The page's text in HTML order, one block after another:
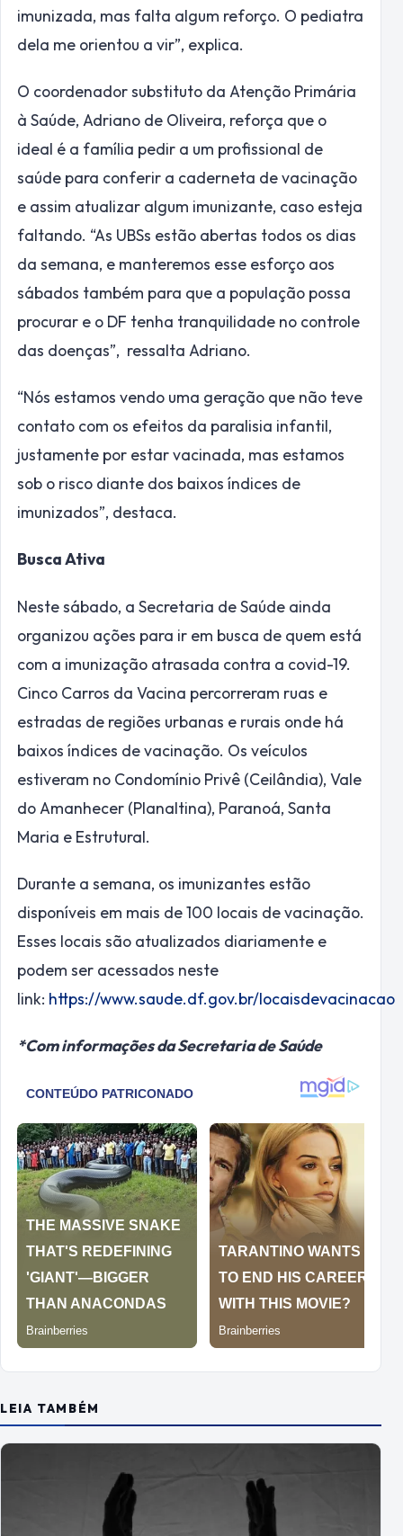
imunizada, mas falta algum reforço. O pediatra
dela me orientou a vir”, explica.
O coordenador substituto da Atenção Primária
à Saúde, Adriano de Oliveira, reforça que o
ideal é a família pedir a um profissional de
saúde para conferir a caderneta de vacinação
e assim atualizar algum imunizante, caso esteja
faltando. “As UBSs estão abertas todos os dias
da semana, e manteremos esse esforço aos
sábados também para que a população possa
procurar e o DF tenha tranquilidade no controle
das doenças”, ressalta Adriano.
“Nós estamos vendo uma geração que não teve
contato com os efeitos da paralisia infantil,
justamente por estar vacinada, mas estamos
sob o risco diante dos baixos índices de
imunizados”, destaca.
Busca Ativa
Neste sábado, a Secretaria de Saúde ainda
organizou ações para ir em busca de quem está
com a imunização atrasada contra a covid-19.
Cinco Carros da Vacina percorreram ruas e
estradas de regiões urbanas e rurais onde há
baixos índices de vacinação. Os veículos
estiveram no Condomínio Privê (Ceilândia), Vale
do Amanhecer (Planaltina), Paranoá, Santa
Maria e Estrutural.
Durante a semana, os imunizantes estão
disponíveis em mais de 100 locais de vacinação.
Esses locais são atualizados diariamente e
podem ser acessados neste
link: https://www.saude.df.gov.br/locaisdevacinacao
*Com informações da Secretaria de Saúde
LEIA TAMBÉM